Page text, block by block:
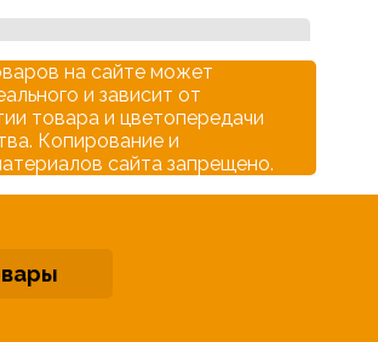
на сайте может
и зависит от
товара и цветопередачи
Копирование и
сайта запрещено.